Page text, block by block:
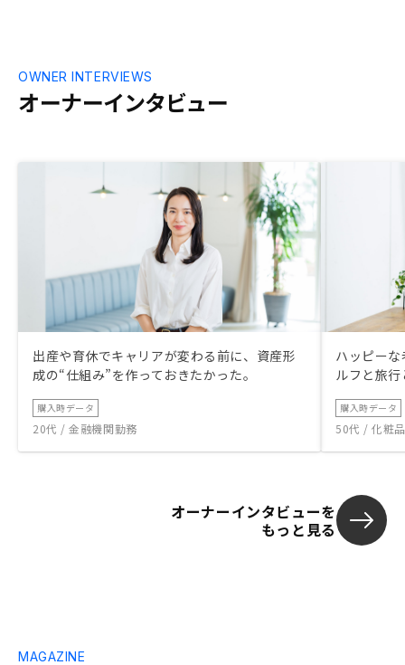
異なっていた
ントから色々
イルになって
感じました。
オーナーインタビュー
OWNER INTERVIEWS
出産や育休でキャリアが変わる前に、資産形
成の“仕組み”を作っておきたかった。
購入時データ
20代 / 金融機関勤務
ハッピー
ルフと旅
購入時データ
50代 / 化粧
オーナーインタビューを
もっと見る
MAGAZINE